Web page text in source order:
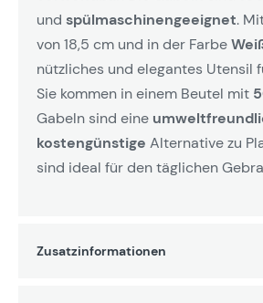
und spülmaschinengeeignet.
von 18,5 cm und in der Farbe
nützliches und elegantes Utensil
Sie kommen in einem Beutel mit
Gabeln sind eine
kostengünstige Alternative zu
sind ideal für den täglichen
Zusatzinformationen